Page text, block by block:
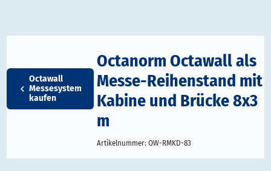
Octawall
Messesystem
kaufen
Octanorm Octawall als
Messe-Reihenstand mit
Kabine und Brücke 8x3
m
Artikelnummer: OW-RMKD-83